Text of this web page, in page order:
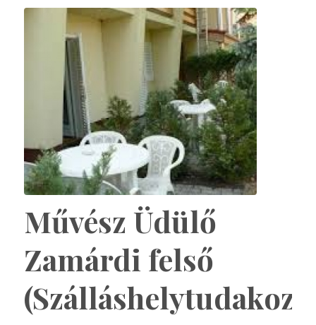
Művész Üdülő
Zamárdi felső